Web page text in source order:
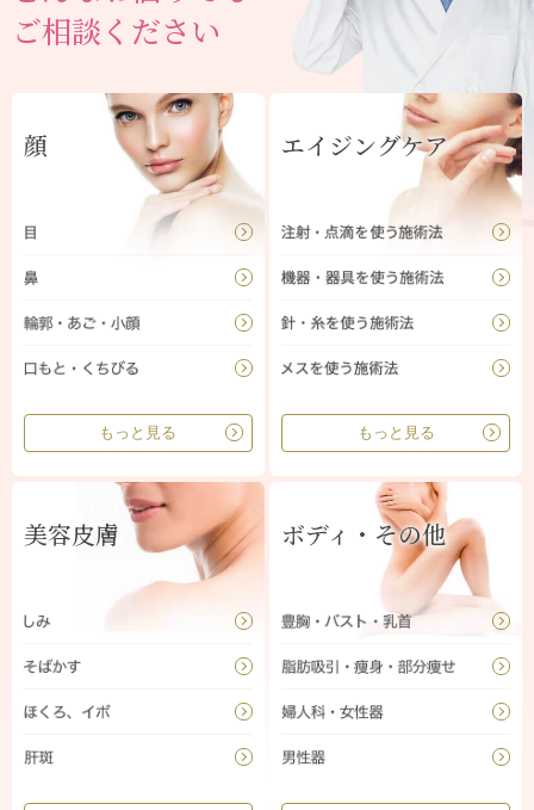
ご相談ください
顔
もっと見る
エイジングケア
もっと見る
美容皮膚 ボディ・その他